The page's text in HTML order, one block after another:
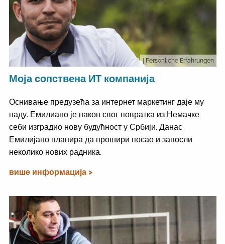
| Persönliche Erfahrungen
Моја сопствена ИТ компанија
Оснивање предузећа за интернет маркетинг даје му
наду. Емилиано је након свог повратка из Немачке
себи изградио нову будућност у Србији. Данас
Емилијано планира да прошири посао и запосли
неколико нових радника.
више информација >